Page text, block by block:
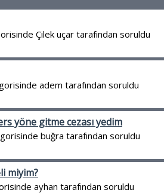
Çilek uçar tarafından soruldu
adem tarafından soruldu
yöne gitme cezası yedim
buğra tarafından soruldu
miyim?
ayhan tarafından soruldu